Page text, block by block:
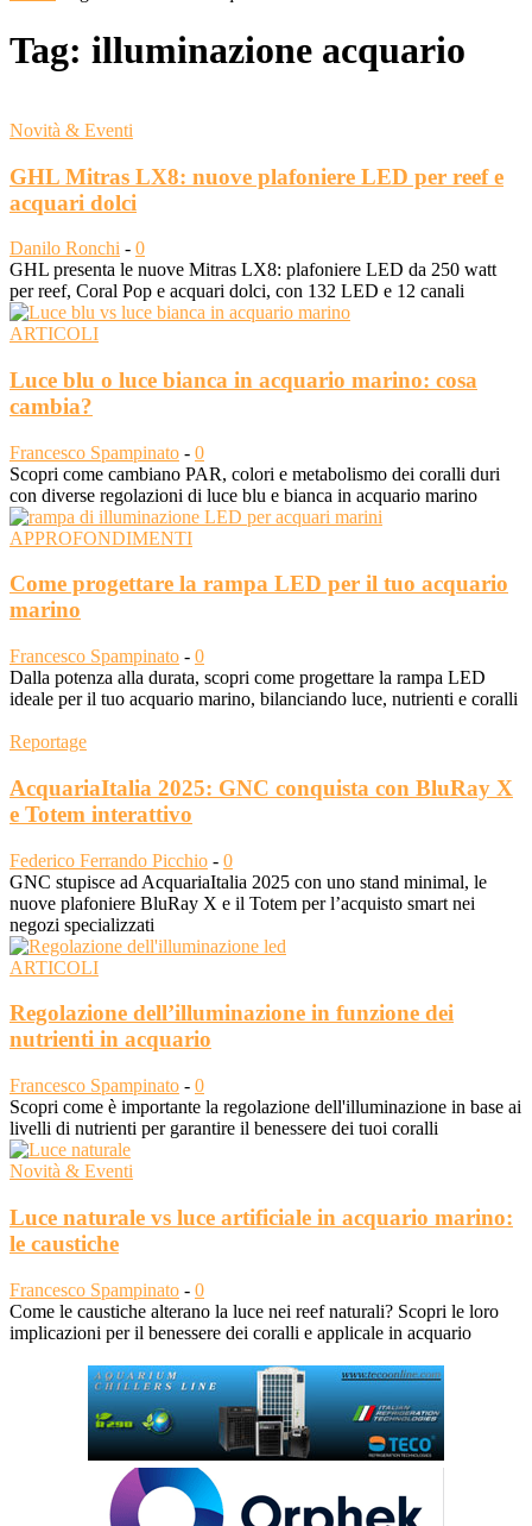
Tag: illuminazione acquario
Novità & Eventi
GHL Mitras LX8: nuove plafoniere LED per reef e
acquari dolci
Danilo Ronchi - 0
GHL presenta le nuove Mitras LX8: plafoniere LED da 250 watt
per reef, Coral Pop e acquari dolci, con 132 LED e 12 canali
ARTICOLI
Luce blu o luce bianca in acquario marino: cosa
cambia?
Francesco Spampinato - 0
Scopri come cambiano PAR, colori e metabolismo dei coralli duri
con diverse regolazioni di luce blu e bianca in acquario marino
APPROFONDIMENTI
Come progettare la rampa LED per il tuo acquario
marino
Francesco Spampinato - 0
Dalla potenza alla durata, scopri come progettare la rampa LED
ideale per il tuo acquario marino, bilanciando luce, nutrienti e coralli
Reportage
AcquariaItalia 2025: GNC conquista con BluRay X
e Totem interattivo
Federico Ferrando Picchio - 0
GNC stupisce ad AcquariaItalia 2025 con uno stand minimal, le
nuove plafoniere BluRay X e il Totem per l’acquisto smart nei
negozi specializzati
ARTICOLI
Regolazione dell’illuminazione in funzione dei
nutrienti in acquario
Francesco Spampinato - 0
Scopri come è importante la regolazione dell'illuminazione in base ai
livelli di nutrienti per garantire il benessere dei tuoi coralli
Novità & Eventi
Luce naturale vs luce artificiale in acquario marino:
le caustiche
Francesco Spampinato - 0
Come le caustiche alterano la luce nei reef naturali? Scopri le loro
implicazioni per il benessere dei coralli e applicale in acquario